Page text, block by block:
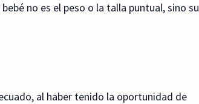
no es el peso o la talla puntual, sino su
al haber tenido la oportunidad de